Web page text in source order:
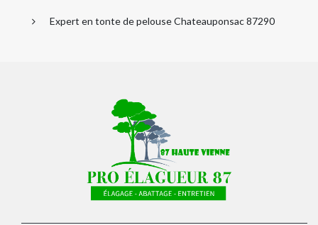
Expert en tonte de pelouse Chateauponsac 87290